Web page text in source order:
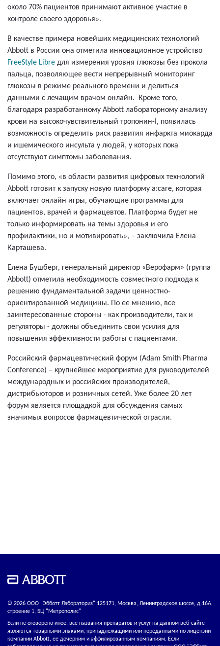
около 70% пациентов принимают активное участие в
контроле своего здоровья».
В качестве примера новейших медицинских технологий
Abbott в России она отметила инновационное устройство
FreeStyle Libre для измерения уровня глюкозы без прокола
пальца, позволяющее вести непрерывный мониторинг
глюкозы в режиме реального времени и делиться
данными с лечащим врачом онлайн. Кроме того,
благодаря разработанному Abbott лабораторному анализу
крови на высокочувствительный тропонин-I, появилась
возможность определить риск развития инфаркта миокарда
и ишемического инсульта у людей, у которых пока
отсутствуют симптомы заболевания.
Помимо этого, «в области развития цифровых технологий
Abbott готовит к запуску новую платформу a:care, которая
включает онлайн игры, обучающие программы для
пациентов, врачей и фармацевтов. Платформа будет не
только информировать на темы здоровья и его
профилактики, но и мотивировать», – заключила Елена
Карташева.
Елена Бушберг, генеральный директор «Верофарм» (группа
Abbott) отметила необходимость совместного подхода к
решению фундаментальной задачи ценностно-
ориентированной медицины. По ее мнению, все
заинтересованные стороны - как производители, так и
регуляторы - должны объединить свои усилия для
повышения эффективности работы с пациентами.
Российский фармацевтический форум (Adam Smith Pharma
Conference) – крупнейшее мероприятие для руководителей
международных и российских производителей,
дистрибьюторов и розничных сетей. Уже более 20 лет
форум является площадкой для обсуждения самых
значимых вопросов фармацевтической отрасли.
© 2026 ООО "Эбботт Лэбораториз" 125171, Москва, Ленинградское шоссе, д.16А,
строение 1, БЦ "Метрополис"
Если не оговорено иное, все названия препаратов и услуг на данном веб-сайте
являются товарными знаками, принадлежащими или переданными по лицензии
компании Abbott, ее дочерним и аффилированным компаниям. Если